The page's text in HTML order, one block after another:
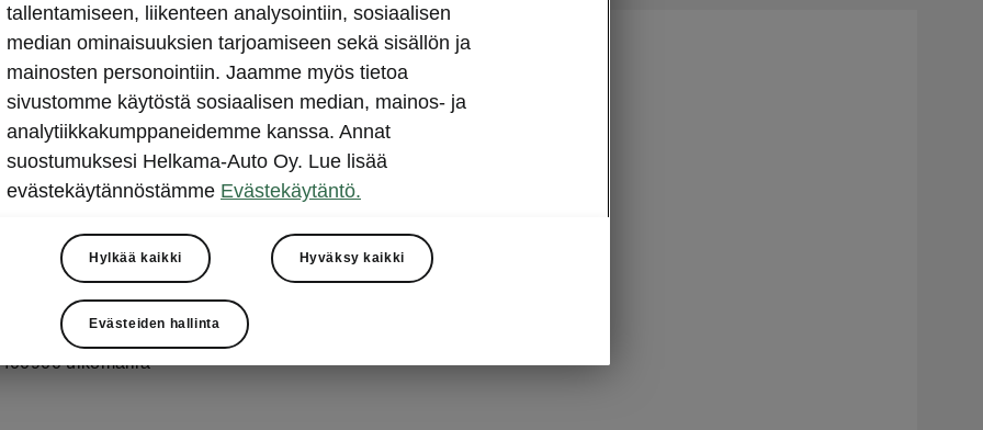
Ajoturva 24/7
autosi valtuutetulla Škoda Service -merkkihuollolla, olet hyvissä
huoltojen välillä. Škoda Ajoturva on voimassa aina koko
Škoda Service -merkkihuollossa.
Suomessa
ulkomailla
tallentamiseen, liikenteen analysointiin, sosiaalisen
median ominaisuuksien tarjoamiseen sekä sisällön ja
mainosten personointiin. Jaamme myös tietoa
sivustomme käytöstä sosiaalisen median, mainos- ja
analytiikkakumppaneidemme kanssa. Annat
suostumuksesi Helkama-Auto Oy. Lue lisää
evästekäytännöstämme Evästekäytäntö.
Hylkää kaikki Hyväksy kaikki
Evästeiden hallinta